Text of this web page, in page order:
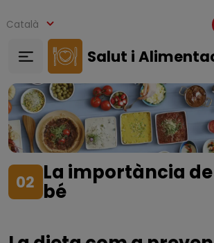
Català
Salut i
02 La importància
bé